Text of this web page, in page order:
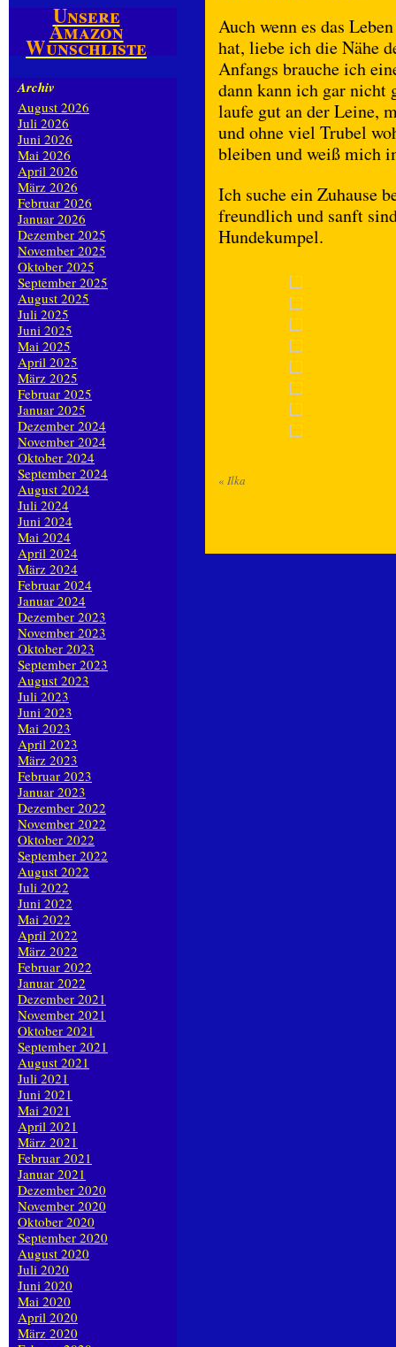
Auch wenn es das
hat, liebe ich die Nähe
Anfangs brauche ich
dann kann ich gar nicht
laufe gut an der Leine,
und ohne viel Trubel
bleiben und weiß mich
Ich suche ein Zuhause
freundlich und sanft
Hundekumpel.
« Ilka
Unsere
Amazon
Wunschliste
Archiv
August 2026
Juli 2026
Juni 2026
Mai 2026
April 2026
März 2026
Februar 2026
Januar 2026
Dezember 2025
November 2025
Oktober 2025
September 2025
August 2025
Juli 2025
Juni 2025
Mai 2025
April 2025
März 2025
Februar 2025
Januar 2025
Dezember 2024
November 2024
Oktober 2024
September 2024
August 2024
Juli 2024
Juni 2024
Mai 2024
April 2024
März 2024
Februar 2024
Januar 2024
Dezember 2023
November 2023
Oktober 2023
September 2023
August 2023
Juli 2023
Juni 2023
Mai 2023
April 2023
März 2023
Februar 2023
Januar 2023
Dezember 2022
November 2022
Oktober 2022
September 2022
August 2022
Juli 2022
Juni 2022
Mai 2022
April 2022
März 2022
Februar 2022
Januar 2022
Dezember 2021
November 2021
Oktober 2021
September 2021
August 2021
Juli 2021
Juni 2021
Mai 2021
April 2021
März 2021
Februar 2021
Januar 2021
Dezember 2020
November 2020
Oktober 2020
September 2020
August 2020
Juli 2020
Juni 2020
Mai 2020
April 2020
März 2020